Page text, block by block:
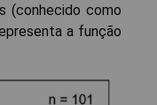
(conhecido como
a função